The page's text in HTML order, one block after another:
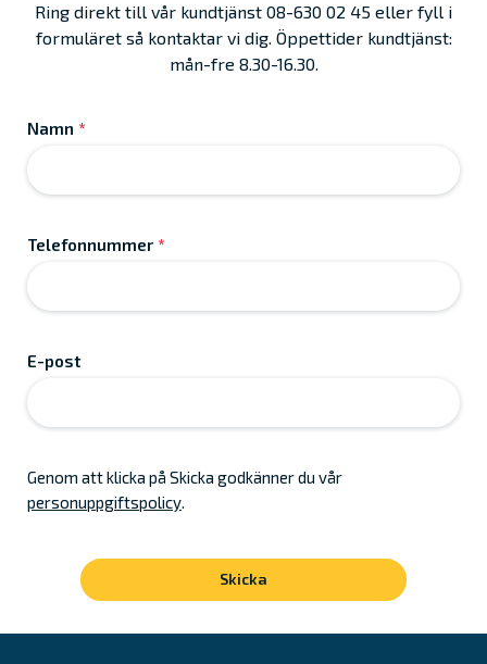
Ring direkt till vår kundtjänst 08-630 02 45 eller fyll i
formuläret så kontaktar vi dig. Öppettider kundtjänst:
mån-fre 8.30-16.30.
Namn *
Telefonnummer *
E-post
Genom att klicka på Skicka godkänner du vår
personuppgiftspolicy.